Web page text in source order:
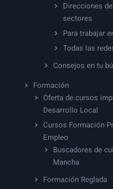
Direcciones
sectores
Para trabajar
Todas las
Consejos en tu
Formación
Oferta de cursos
Desarrollo Local
Cursos Formación
Empleo
Buscadores de
Mancha
Formación Reglada